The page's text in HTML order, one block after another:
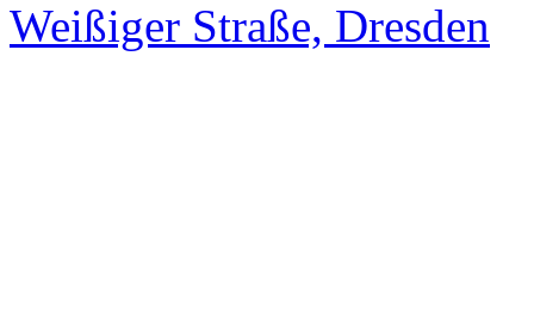
Weißiger Straße, Dresden